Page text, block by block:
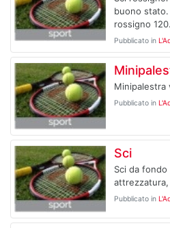
buono stato.
rossigno
Pubblicato in
Minipalestra
Pubblicato in
Sci
Sci da
Pubblicato in